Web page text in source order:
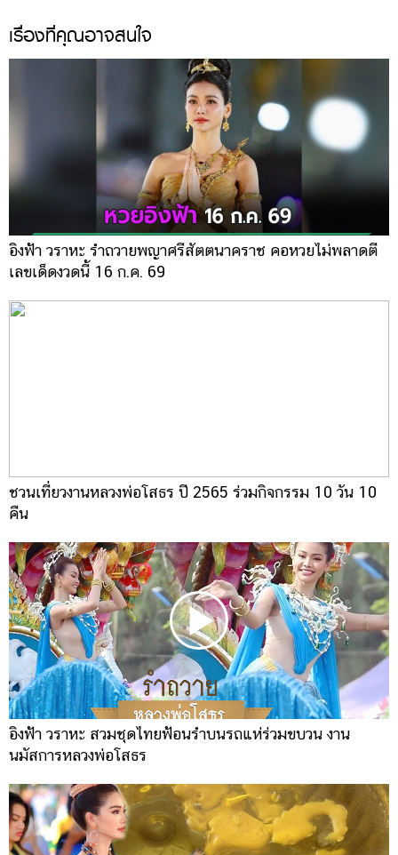
เรื่องที่คุณอาจสนใจ
อิงฟ้า วราหะ รำถวายพญาศรีสัตตนาคราช คอหวยไม่พลาดตี
เลขเด็ดงวดนี้ 16 ก.ค. 69
ชวนเที่ยวงานหลวงพ่อโสธร ปี 2565 ร่วมกิจกรรม 10 วัน 10
คืน
อิงฟ้า วราหะ สวมชุดไทยฟ้อนรำบนรถแห่ร่วมขบวน งาน
นมัสการหลวงพ่อโสธร